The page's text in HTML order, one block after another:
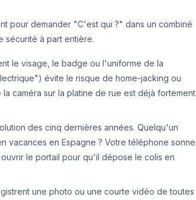
pour demander "C'est qui ?" dans un combiné
sécurité à part entière.
le visage, le badge ou l'uniforme de la
évite le risque de home-jacking ou
caméra sur la platine de rue est déjà fortement
des cinq dernières années. Quelqu'un
vacances en Espagne ? Votre téléphone sonne
le portail pour qu'il dépose le colis en
une photo ou une courte vidéo de toutes